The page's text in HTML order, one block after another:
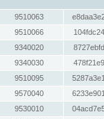
9510063
9510066
9340020
9340030
9510095
9570040
9530010